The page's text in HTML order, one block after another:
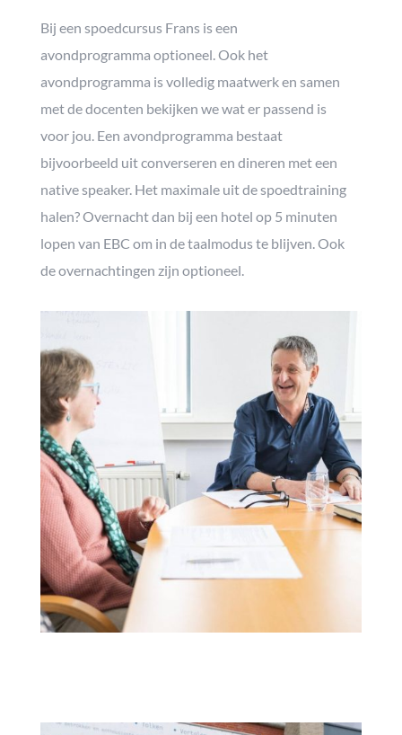
Bij een spoedcursus Frans is een
avondprogramma optioneel. Ook het
avondprogramma is volledig maatwerk en samen
met de docenten bekijken we wat er passend is
voor jou. Een avondprogramma bestaat
bijvoorbeeld uit converseren en dineren met een
native speaker. Het maximale uit de spoedtraining
halen? Overnacht dan bij een hotel op 5 minuten
lopen van EBC om in de taalmodus te blijven. Ook
de overnachtingen zijn optioneel.